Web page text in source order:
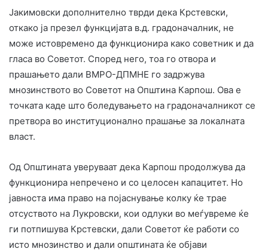
Јакимовски дополнително тврди дека Крстевски,
откако ја презел функцијата в.д. градоначалник, не
може истовремено да функционира како советник и да
гласа во Советот. Според него, тоа го отвора и
прашањето дали ВМРО-ДПМНЕ го задржува
мнозинството во Советот на Општина Карпош. Ова е
точката каде што боледувањето на градоначалникот се
претвора во институционално прашање за локалната
власт.
Од Општината уверуваат дека Карпош продолжува да
функционира непречено и со целосен капацитет. Но
јавноста има право на појаснување колку ќе трае
отсуството на Лукровски, кои одлуки во меѓувреме ќе
ги потпишува Крстевски, дали Советот ќе работи со
исто мнозинство и дали општината ќе објави